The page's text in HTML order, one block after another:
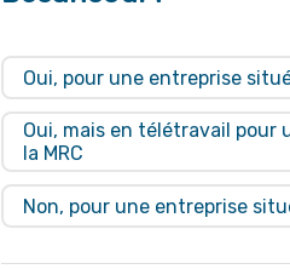
Oui, pour une entreprise
Oui, mais en télétravail pour
la MRC
Non, pour une entreprise